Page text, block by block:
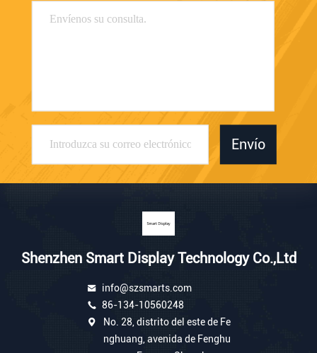
Envío
Shenzhen Smart Display Technology Co.,Ltd
info@szsmarts.com
86-134-10560248
No. 28, distrito del este de Fe
nghuang, avenida de Fenghu